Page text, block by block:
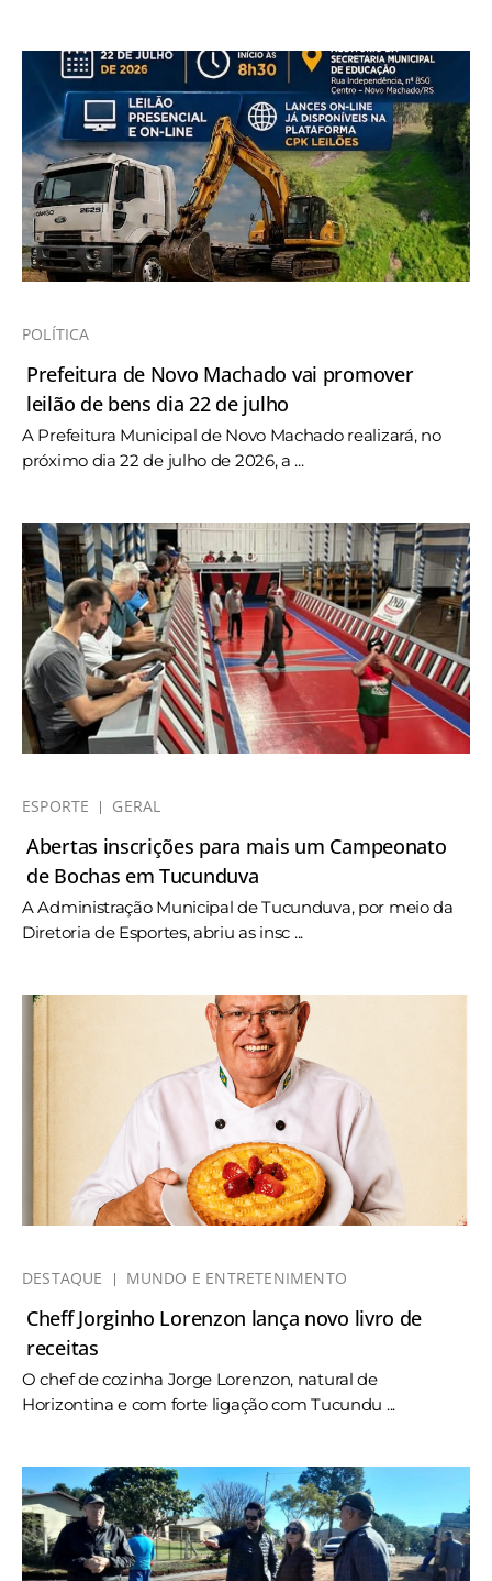
POLÍTICA
Prefeitura de Novo Machado vai promover
leilão de bens dia 22 de julho
A Prefeitura Municipal de Novo Machado realizará, no
próximo dia 22 de julho de 2026, a ...
ESPORTE GERAL
Abertas inscrições para mais um Campeonato
de Bochas em Tucunduva
A Administração Municipal de Tucunduva, por meio da
Diretoria de Esportes, abriu as insc ...
DESTAQUE MUNDO E ENTRETENIMENTO
Cheff Jorginho Lorenzon lança novo livro de
receitas
O chef de cozinha Jorge Lorenzon, natural de
Horizontina e com forte ligação com Tucundu ...